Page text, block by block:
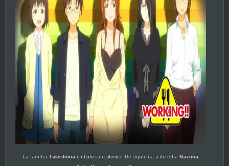
La familia Takeshima en todo su esplendor. De izquierda a derecha Nazuna,